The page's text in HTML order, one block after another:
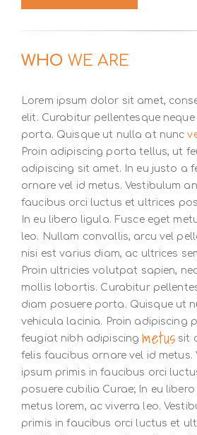
WHO WE ARE
Lorem ipsum dolor sit amet,
elit. Curabitur pellentesque
porta. Quisque ut nulla at nunc
Proin adipiscing porta tellus, ut
adipiscing sit amet. In eu justo a
ornare vel id metus. Vestibulum
faucibus orci luctus et ultrices
In eu libero ligula. Fusce eget
leo. Nullam convallis, arcu vel
nisi est varius diam, ac ultrices
Proin ultricies volutpat sapien,
mollis lobortis. Curabitur
diam posuere porta. Quisque ut
vehicula lacinia. Proin adipiscing
feugiat nibh adipiscingmetus sit
felis faucibus ornare vel id metus.
ipsum primis in faucibus orci
posuere cubilia Curae; In eu
metus lorem, ac viverra leo.
primis in faucibus orci luctus et